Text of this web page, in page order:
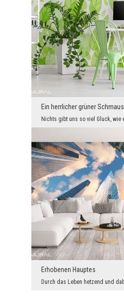
Ein herrlicher grüner Schmaus
Erhobenen Hauptes